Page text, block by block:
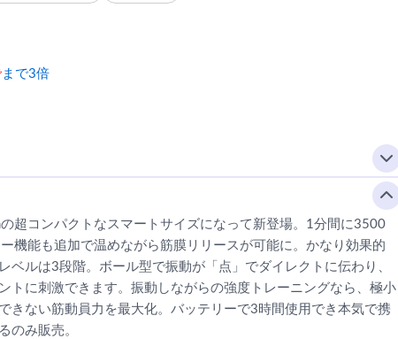
まで3倍
超コンパクトなスマートサイズになって新登場。1分間に3500
機能も追加で温めながら筋膜リリースが可能に。かなり効果的
ベルは3段階。ボール型で振動が「点」でダイレクトに伝わり、
トに刺激できます。振動しながらの強度トレーニングなら、極小
きない筋動員力を最大化。バッテリーで3時間使用でき本気で携
のみ販売。